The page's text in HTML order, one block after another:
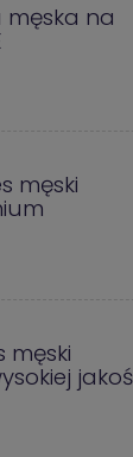
na
męski
męski